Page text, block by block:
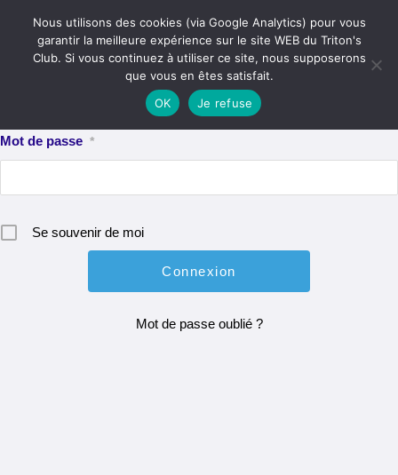
content
Menu
Identifiant ou e-mail *
Mot de passe *
Se souvenir de moi
Mot de passe oublié ?
Nous utilisons des cookies (via Google Analytics) pour vous
garantir la meilleure expérience sur le site WEB du Triton's
Club. Si vous continuez à utiliser ce site, nous supposerons
que vous en êtes satisfait.
OK
Je refuse